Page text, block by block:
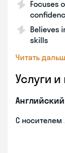
Focuses
Believes
skills
Читать
Услуги
С носителем